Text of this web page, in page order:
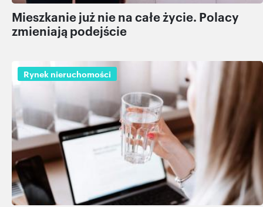
Mieszkanie już nie na całe życie. Polacy
zmieniają podejście
Rynek nieruchomości